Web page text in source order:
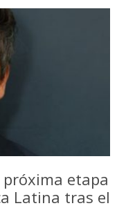
etapa
Latina tras el